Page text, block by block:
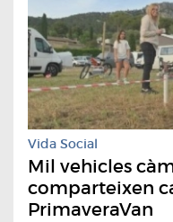
Vida Social
Mil vehicles
comparteixen
PrimaveraVan